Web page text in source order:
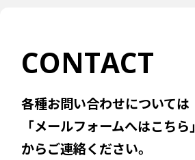
CONTACT
各種お問い合わせについては
「メールフォームへはこちら」
からご連絡ください。